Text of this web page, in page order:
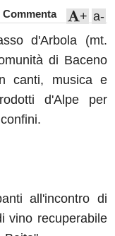
Commenta a-
+
d'Arbola (mt.
di Baceno
canti, musica e
d'Alpe per
all'incontro di
vino recuperabile